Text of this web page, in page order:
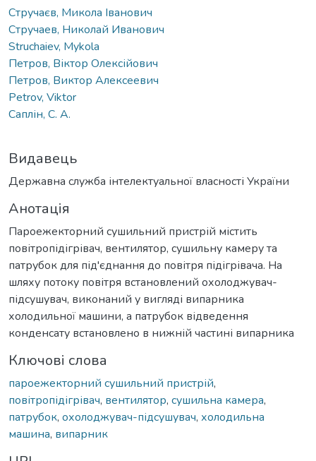
Стручаєв, Микола Іванович
Стручаев, Николай Иванович
Struchaiev, Mykola
Петров, Віктор Олексійович
Петров, Виктор Алексеевич
Petrov, Viktor
Саплін, С. А.
Видавець
Державна служба інтелектуальної власності України
Анотація
Пароежекторний сушильний пристрій містить
повітропідігрівач, вентилятор, сушильну камеру та
патрубок для під'єднання до повітря підігрівача. На
шляху потоку повітря встановлений охолоджувач-
підсушувач, виконаний у вигляді випарника
холодильної машини, а патрубок відведення
конденсату встановлено в нижній частині випарника
Ключові слова
пароежекторний сушильний пристрій,
повітропідігрівач, вентилятор, сушильна камера,
патрубок, охолоджувач-підсушувач, холодильна
машина, випарник